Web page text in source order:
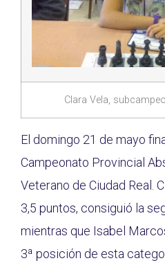
Clara Vela,
El domingo 21 de mayo
Campeonato Provincial
Veterano de Ciudad Real.
3,5 puntos, consiguió la
mientras que Isabel
3ª posición de esta